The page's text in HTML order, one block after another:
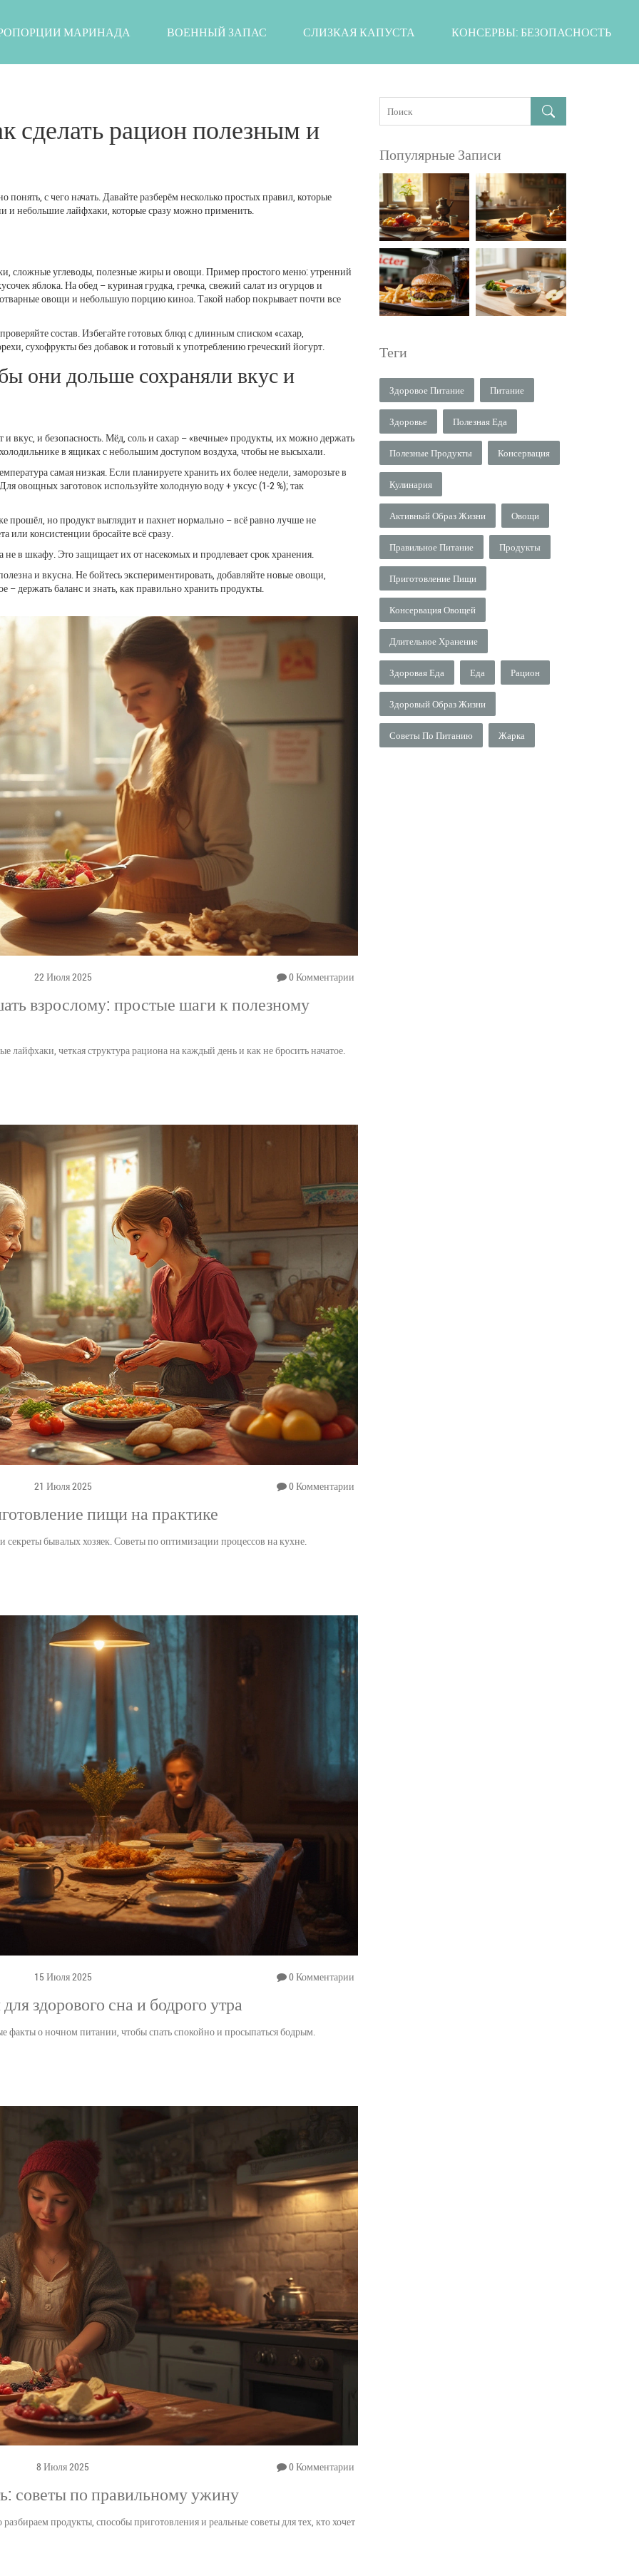
МАРИНАДА ВОЕННЫЙ ЗАПАС СЛИЗКАЯ КАПУСТА КОНСЕРВЫ: БЕЗОПАСНОСТЬ
сделать рацион полезным и
с чего начать. Давайте разберём несколько простых правил, которые
и небольшие лайфхаки, которые сразу можно применить.
сложные углеводы, полезные жиры и овощи. Пример простого меню: утренний
яблока. На обед – куриная грудка, гречка, свежий салат из огурцов и
овощи и небольшую порцию киноа. Такой набор покрывает почти все
состав. Избегайте готовых блюд с длинным списком «сахар,
сухофрукты без добавок и готовый к употреблению греческий йогурт.
они дольше сохраняли вкус и
и вкус, и безопасность. Мёд, соль и сахар – «вечные» продукты, их можно держать
в ящиках с небольшим доступом воздуха, чтобы не высыхали.
самая низкая. Если планируете хранить их более недели, заморозьте в
овощных заготовок используйте холодную воду + уксус (1‑2 %); так
прошёл, но продукт выглядит и пахнет нормально – всё равно лучше не
или консистенции бросайте всё сразу.
в шкафу. Это защищает их от насекомых и продлевает срок хранения.
и вкусна. Не бойтесь экспериментировать, добавляйте новые овощи,
– держать баланс и знать, как правильно хранить продукты.
22 Июля 2025 0 Комментарии
взрослому: простые шаги к полезному
четкая структура рациона на каждый день и как не бросить начатое.
21 Июля 2025 0 Комментарии
пищи на практике
секреты бывалых хозяек. Советы по оптимизации процессов на кухне.
15 Июля 2025 0 Комментарии
здорового сна и бодрого утра
о ночном питании, чтобы спать спокойно и просыпаться бодрым.
8 Июля 2025 0 Комментарии
советы по правильному ужину
продукты, способы приготовления и реальные советы для тех, кто хочет
Популярные Записи
Теги
Здоровое Питание Питание
Здоровье Полезная Еда
Полезные Продукты Консервация
Кулинария
Активный Образ Жизни Овощи
Правильное Питание Продукты
Приготовление Пищи
Консервация Овощей
Длительное Хранение
Здоровая Еда Еда Рацион
Здоровый Образ Жизни
Советы По Питанию Жарка